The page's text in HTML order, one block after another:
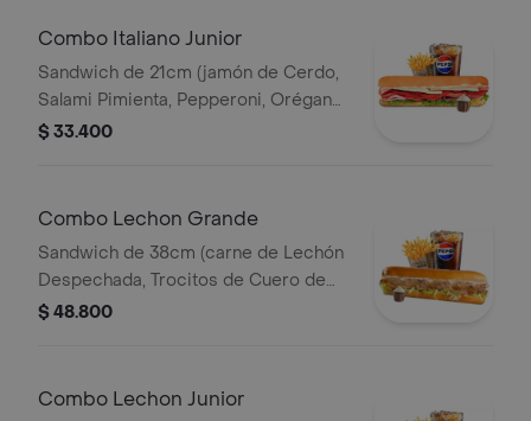
Combo Italiano Junior
Sandwich de 21cm (jamón de Cerdo,
Salami Pimienta, Pepperoni, Orégano,
Queso Parmesano, Queso Mozzarella,
$ 33.400
Combo Lechon Grande
Sandwich de 38cm (carne de Lechón
Despechada, Trocitos de Cuero de
Lechón, Queso Mozzarella, Lechuga y
$ 48.800
Combo Lechon Junior